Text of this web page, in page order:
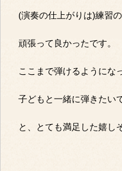
(演奏の仕上がりは)練習
頑張って良かったです。
ここまで弾けるようにな
子どもと一緒に弾きたい
と、とても満足した嬉し